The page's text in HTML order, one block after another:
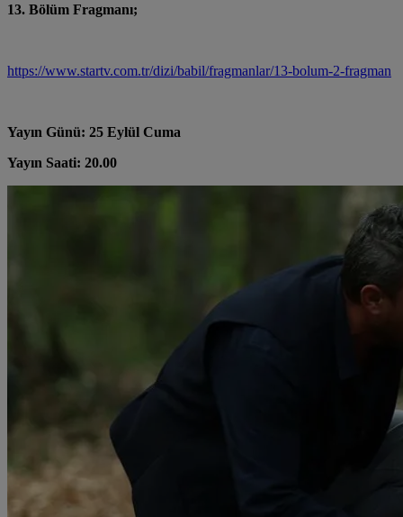
13. Bölüm Fragmanı;
https://www.startv.com.tr/dizi/babil/fragmanlar/13-bolum-2-fragman
Yayın Günü: 25 Eylül Cuma
Yayın Saati: 20.00